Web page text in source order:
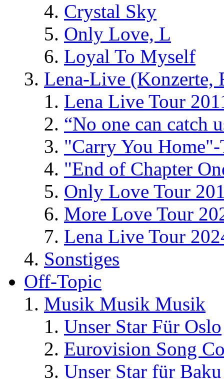
Crystal Sky
Only Love, L
Loyal To Myself
Lena-Live (Konzerte,
Lena Live Tour
“No one can catch
"Carry You
"End of Chapter
Only Love Tour
More Love Tour
Lena Live Tour
Sonstiges
Off-Topic
Musik Musik Musik
Unser Star Für Oslo
Eurovision Song
Unser Star für Baku